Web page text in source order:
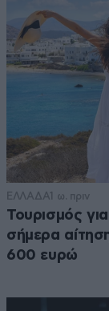
ΕΛΛΑΔΑ1 ω. πριν
Τουρισμός
σήμερα
600 ευρώ